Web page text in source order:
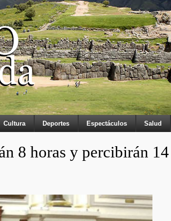
Cultura Deportes Espectáculos Salud
8 horas y percibirán 14